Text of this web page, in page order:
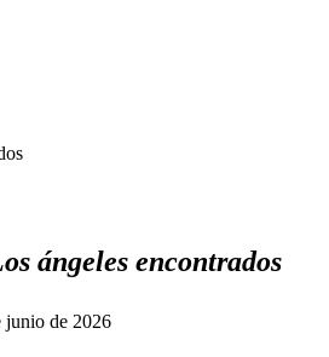
ángeles encontrados
junio de 2026